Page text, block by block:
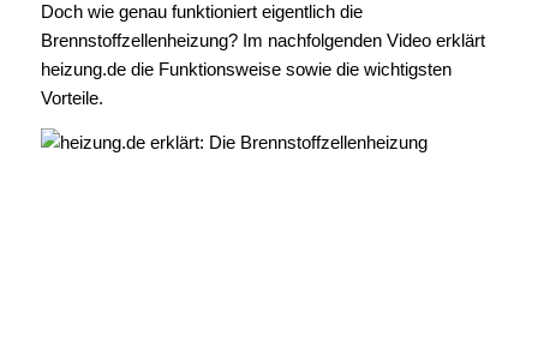
Doch wie genau funktioniert eigentlich die
Brennstoffzellenheizung? Im nachfolgenden Video erklärt
heizung.de die Funktionsweise sowie die wichtigsten
Vorteile.